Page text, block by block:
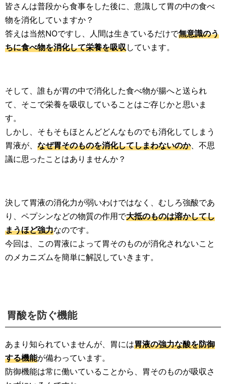
皆さんは普段から食事をした後に、意識して胃の中の食べ
物を消化していますか？
答えは当然NOですし、人間は生きているだけで無意識のう
ちに食べ物を消化して栄養を吸収しています。
そして、誰もが胃の中で消化した食べ物が腸へと送られ
て、そこで栄養を吸収していることはご存じかと思いま
す。
しかし、そもそもほとんどどんなものでも消化してしまう
胃液が、 なぜ胃そのものを消化してしまわないのか、不思
議に思ったことはありませんか？
決して胃液の消化力が弱いわけではなく、むしろ強酸であ
り、ペプシンなどの物質の作用で大抵のものは溶かしてし
まうほど強力なのです。
今回は、この胃液によって胃そのものが消化されないこと
のメカニズムを簡単に解説していきます。
胃酸を防ぐ機能
あまり知られていませんが、胃には胃液の強力な酸を防御
する機能が備わっています。
防御機能は常に働いていることから、胃そのものが吸収さ